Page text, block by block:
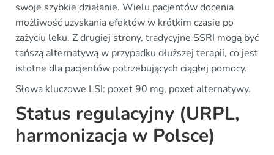
swoje szybkie działanie. Wielu pacjentów docenia
możliwość uzyskania efektów w krótkim czasie po
zażyciu leku. Z drugiej strony, tradycyjne SSRI mogą być
tańszą alternatywą w przypadku dłuższej terapii, co jest
istotne dla pacjentów potrzebujących ciągłej pomocy.
Słowa kluczowe LSI: poxet 90 mg, poxet alternatywy.
Status regulacyjny (URPL,
harmonizacja w Polsce)